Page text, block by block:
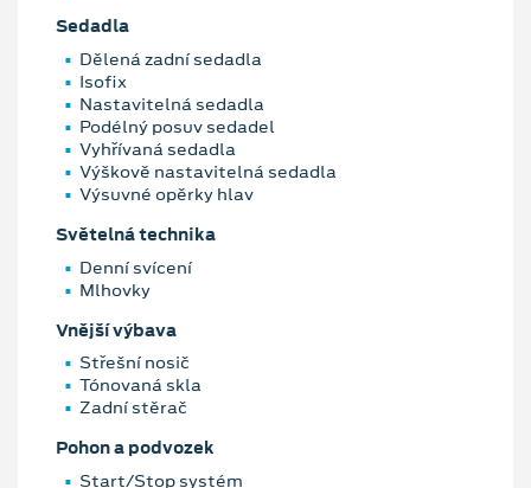
Sedadla
Dělená zadní sedadla
Isofix
Nastavitelná sedadla
Podélný posuv sedadel
Vyhřívaná sedadla
Výškově nastavitelná sedadla
Výsuvné opěrky hlav
Světelná technika
Denní svícení
Mlhovky
Vnější výbava
Střešní nosič
Tónovaná skla
Zadní stěrač
Pohon a podvozek
Start/Stop systém